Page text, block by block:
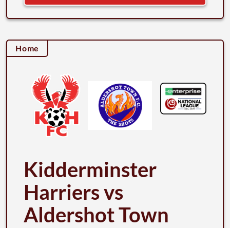
Home
Kidderminster
Harriers vs
Aldershot Town